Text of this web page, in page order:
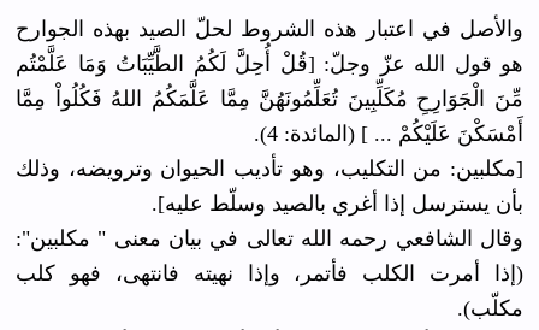
والأصل في اعتبار هذه الشروط لحلّ الصيد بهذه الجوارح
هو قول الله عزّ وجلّ: [قُلْ أُحِلَّ لَكُمُ الطَّيِّبَاتُ وَمَا عَلَّمْتُم
مِّنَ الْجَوَارِحِ مُكَلِّبِينَ تُعَلِّمُونَهُنَّ مِمَّا عَلَّمَكُمُ اللهُ فَكُلُواْ مِمَّا
أَمْسَكْنَ عَلَيْكُمْ ... ] (المائدة: 4).
[مكلبين: من التكليب، وهو تأديب الحيوان وترويضه، وذلك
بأن يسترسل إذا أغري بالصيد وسلّط عليه].
وقال الشافعي رحمه الله تعالى في بيان معنى " مكلبين":
(إذا أمرت الكلب فأتمر، وإذا نهيته فانتهى، فهو كلب
مكلّب).